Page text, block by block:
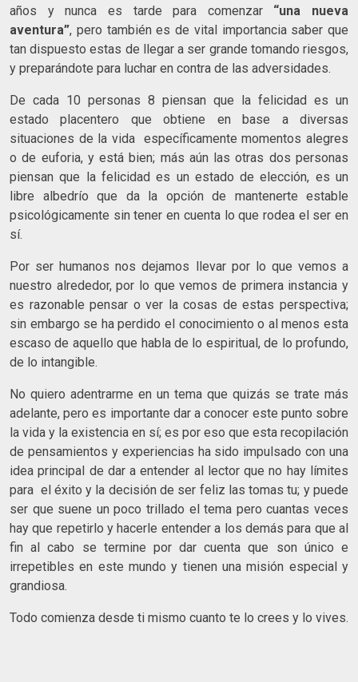
años y nunca es tarde para comenzar “una nueva
aventura”, pero también es de vital importancia saber que
tan dispuesto estas de llegar a ser grande tomando riesgos,
y preparándote para luchar en contra de las adversidades.
De cada 10 personas 8 piensan que la felicidad es un
estado placentero que obtiene en base a diversas
situaciones de la vida específicamente momentos alegres
o de euforia, y está bien; más aún las otras dos personas
piensan que la felicidad es un estado de elección, es un
libre albedrío que da la opción de mantenerte estable
psicológicamente sin tener en cuenta lo que rodea el ser en
sí.
Por ser humanos nos dejamos llevar por lo que vemos a
nuestro alrededor, por lo que vemos de primera instancia y
es razonable pensar o ver la cosas de estas perspectiva;
sin embargo se ha perdido el conocimiento o al menos esta
escaso de aquello que habla de lo espiritual, de lo profundo,
de lo intangible.
No quiero adentrarme en un tema que quizás se trate más
adelante, pero es importante dar a conocer este punto sobre
la vida y la existencia en sí; es por eso que esta recopilación
de pensamientos y experiencias ha sido impulsado con una
idea principal de dar a entender al lector que no hay límites
para el éxito y la decisión de ser feliz las tomas tu; y puede
ser que suene un poco trillado el tema pero cuantas veces
hay que repetirlo y hacerle entender a los demás para que al
fin al cabo se termine por dar cuenta que son único e
irrepetibles en este mundo y tienen una misión especial y
grandiosa.
Todo comienza desde ti mismo cuanto te lo crees y lo vives.